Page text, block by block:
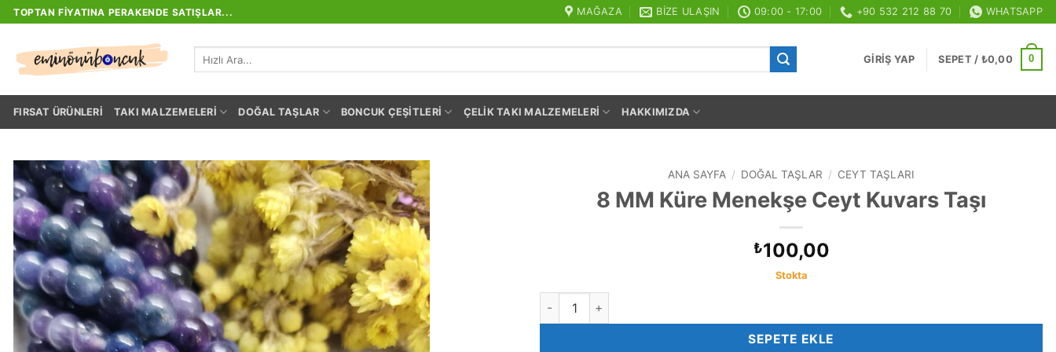
İçeriğe
atla
TOPTAN FIYATINA PERAKENDE SATIŞLAR... MAĞAZA BIZE ULAŞIN 09:00 - 17:00 +90 532 212 88 70 WHATSAPP
GIRIŞ YAP SEPET / ₺0,00 0
FIRSAT ÜRÜNLERI TAKI MALZEMELERI DOĞAL TAŞLAR BONCUK ÇEŞITLERI ÇELIK TAKI MALZEMELERI HAKKIMIZDA
ANA SAYFA / DOĞAL TAŞLAR / CEYT TAŞLARI
8 MM Küre Menekşe Ceyt Kuvars Taşı
₺100,00
Stokta
8 MM Küre Menekşe Ceyt Kuvars Taşı adet
SEPETE EKLE